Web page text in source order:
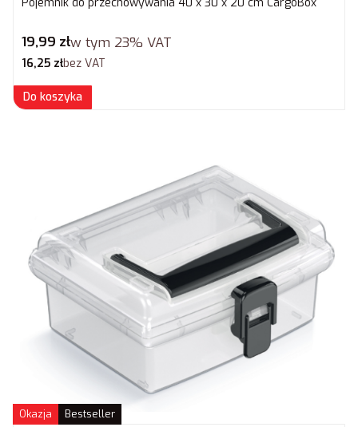
Cena brutto
19,99 złw tym 23% VAT
Cena netto
16,25 złbez VAT
Do koszyka
Okazja Bestseller